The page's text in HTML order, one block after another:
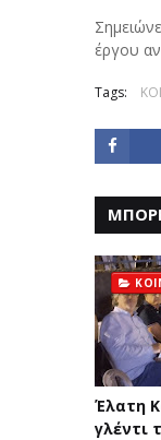
έργου
Tags:
Έλατη
γλέντι